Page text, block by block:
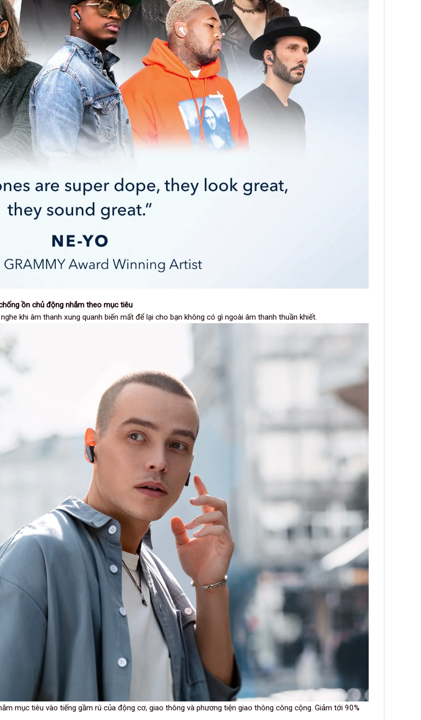
ồn chủ động nhắm theo mục tiêu
khi âm thanh xung quanh biến mất để lại cho bạn không có gì ngoài âm thanh thuần khiết.
mục tiêu vào tiếng gầm rú của động cơ, giao thông và phương tiện giao thông công cộng. Giảm tới 90%